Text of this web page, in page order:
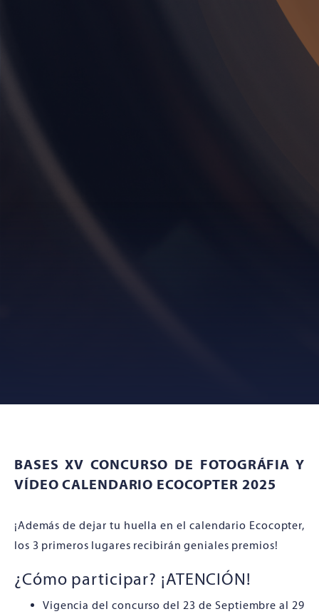
BASES XV CONCURSO DE FOTOGRÁFIA Y
VÍDEO CALENDARIO ECOCOPTER 2025
¡Además de dejar tu huella en el calendario Ecocopter,
los 3 primeros lugares recibirán geniales premios!
¿Cómo participar? ¡ATENCIÓN!
Vigencia del concurso del 23 de Septiembre al 29